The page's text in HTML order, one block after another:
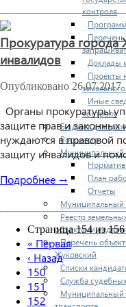
контроля
Доклады
Проекты
Иные
контроля
Бюджет для
Росреестр
Муниципальный
План
Отчеты
Реестр
объектами
Перечень
Жуковский
Списки
Служба
Муниципальный
Прокуратура города
инвалидов
Опубликовано 26.07.2017
Органы прокуратуры
защите прав и законных
нуждаются в правовой
защиту инвалидов и
Подробнее →
Страница 154 из 156
« Первая
‹ Назад
150
151
152